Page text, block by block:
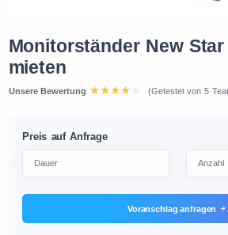
Monitorständer New Star
mieten
Unsere Bewertung (Getestet von 5
Preis auf Anfrage
Voranschlag anfragen